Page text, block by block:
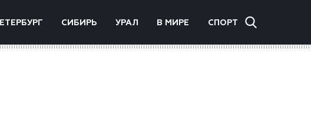
СИБИРЬ УРАЛ В МИРЕ СПОРТ